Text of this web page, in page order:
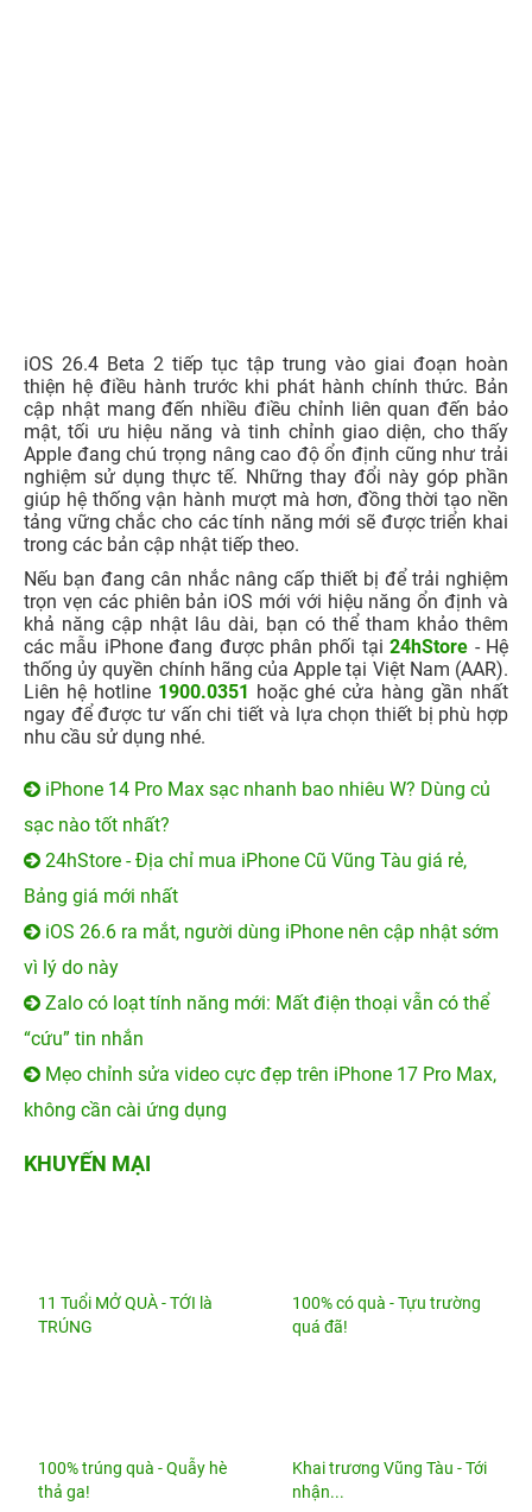
iOS 26.4 Beta 2 tiếp tục tập trung vào giai đoạn hoàn
thiện hệ điều hành trước khi phát hành chính thức. Bản
cập nhật mang đến nhiều điều chỉnh liên quan đến bảo
mật, tối ưu hiệu năng và tinh chỉnh giao diện, cho thấy
Apple đang chú trọng nâng cao độ ổn định cũng như trải
nghiệm sử dụng thực tế. Những thay đổi này góp phần
giúp hệ thống vận hành mượt mà hơn, đồng thời tạo nền
tảng vững chắc cho các tính năng mới sẽ được triển khai
trong các bản cập nhật tiếp theo.
Nếu bạn đang cân nhắc nâng cấp thiết bị để trải nghiệm
trọn vẹn các phiên bản iOS mới với hiệu năng ổn định và
khả năng cập nhật lâu dài, bạn có thể tham khảo thêm
các mẫu iPhone đang được phân phối tại24hStore - Hệ
thống ủy quyền chính hãng của Apple tại Việt Nam (AAR).
Liên hệ hotline 1900.0351 hoặc ghé cửa hàng gần nhất
ngay để được tư vấn chi tiết và lựa chọn thiết bị phù hợp
nhu cầu sử dụng nhé.
iPhone 14 Pro Max sạc nhanh bao nhiêu W? Dùng củ
sạc nào tốt nhất?
24hStore - Địa chỉ mua iPhone Cũ Vũng Tàu giá rẻ,
Bảng giá mới nhất
iOS 26.6 ra mắt, người dùng iPhone nên cập nhật sớm
vì lý do này
Zalo có loạt tính năng mới: Mất điện thoại vẫn có thể
“cứu” tin nhắn
Mẹo chỉnh sửa video cực đẹp trên iPhone 17 Pro Max,
không cần cài ứng dụng
KHUYẾN MẠI
11 Tuổi MỞ QUÀ - TỚI là
TRÚNG
100% có quà - Tựu trường
quá đã!
100% trúng quà - Quẫy hè
thả ga!
Khai trương Vũng Tàu - Tới
nhận...